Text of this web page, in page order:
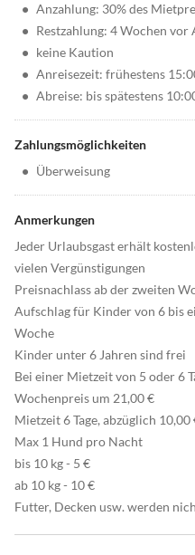
• Anzahlung: 30% des
• Restzahlung: 4 Wochen vor
• keine Kaution
• Anreisezeit: frühestens
• Abreise: bis spätestens
Zahlungsmöglichkeiten
• Überweisung
Anmerkungen
Jeder Urlaubsgast erhält
vielen Vergünstigungen
Preisnachlass ab der zweiten
Aufschlag für Kinder von 6 bis
Woche
Kinder unter 6 Jahren sind frei
Bei einer Mietzeit von 5 oder 6
Wochenpreis um 21,00 €
Mietzeit 6 Tage, abzüglich 10,00
Max 1 Hund pro Nacht
bis 10 kg - 5 €
ab 10 kg - 10 €
Futter, Decken usw. werden